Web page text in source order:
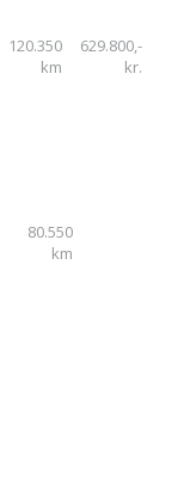
120.350
km
629.800,-
kr.
80.550
km